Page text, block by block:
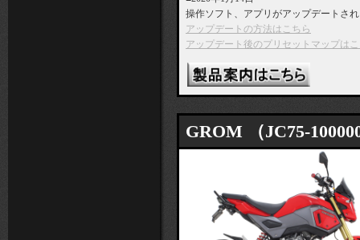
操作ソフト、アプリがアップデートさ
アップデートの方法はこちら
アップデート後のプリセットマップは
GROM （JC75-